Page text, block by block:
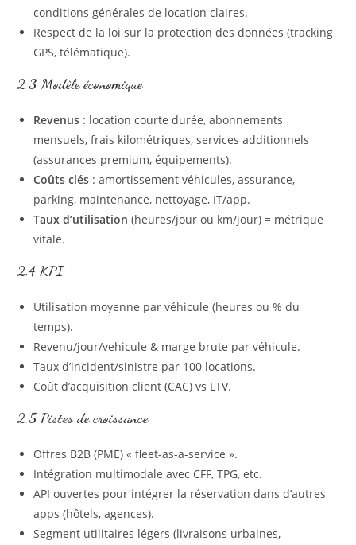
conditions générales de location claires.
Respect de la loi sur la protection des données (tracking
GPS, télématique).
2.3 Modèle économique
Revenus : location courte durée, abonnements
mensuels, frais kilométriques, services additionnels
(assurances premium, équipements).
Coûts clés : amortissement véhicules, assurance,
parking, maintenance, nettoyage, IT/app.
Taux d’utilisation (heures/jour ou km/jour) = métrique
vitale.
2.4 KPI
Utilisation moyenne par véhicule (heures ou % du
temps).
Revenu/jour/vehicule & marge brute par véhicule.
Taux d’incident/sinistre par 100 locations.
Coût d’acquisition client (CAC) vs LTV.
2.5 Pistes de croissance
Offres B2B (PME) « fleet-as-a-service ».
Intégration multimodale avec CFF, TPG, etc.
API ouvertes pour intégrer la réservation dans d’autres
apps (hôtels, agences).
Segment utilitaires légers (livraisons urbaines,